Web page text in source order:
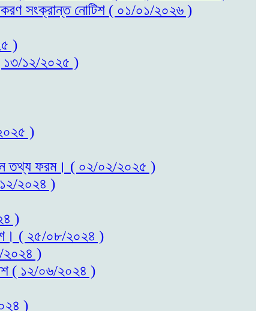
সংক্রান্ত নোটিশ ( ০১/০১/২০২৬ )
)
( ১৩/১২/২০২৫ )
)
তথ্য ফরম। ( ০২/০২/২০২৫ )
১২/২০২৪ )
)
( ২৫/০৮/২০২৪ )
২০২৪ )
( ১২/০৬/২০২৪ )
)